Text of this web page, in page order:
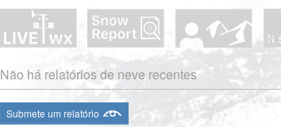
Não há relatórios de neve recentes
Submete um relatório